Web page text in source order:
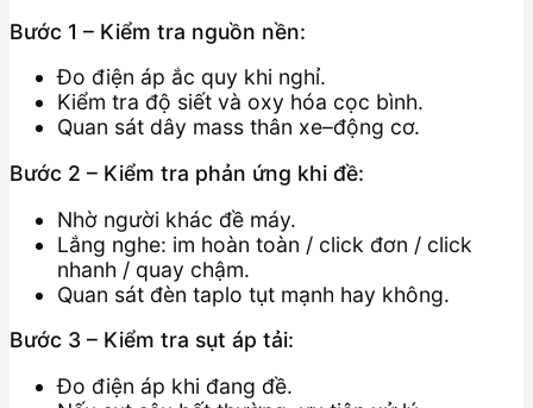
Bước 1 – Kiểm tra nguồn nền:
Đo điện áp ắc quy khi nghỉ.
Kiểm tra độ siết và oxy hóa cọc bình.
Quan sát dây mass thân xe–động cơ.
Bước 2 – Kiểm tra phản ứng khi đề:
Nhờ người khác đề máy.
Lắng nghe: im hoàn toàn / click đơn / click
nhanh / quay chậm.
Quan sát đèn taplo tụt mạnh hay không.
Bước 3 – Kiểm tra sụt áp tải:
Đo điện áp khi đang đề.